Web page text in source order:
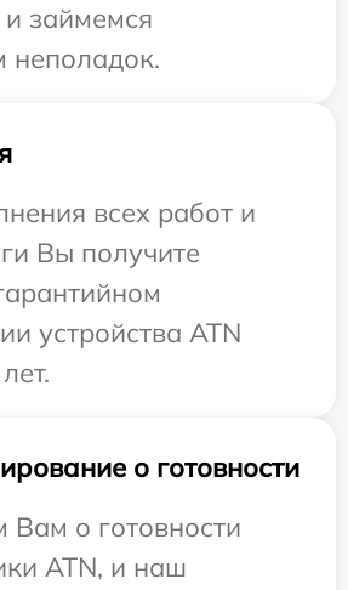
займемся
неполадок.
всех работ и
Вы получите
устройства ATN
о готовности
о готовности
ATN, и наш